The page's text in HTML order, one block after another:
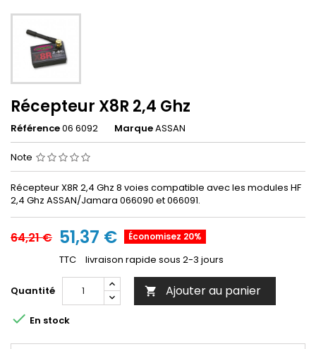
Récepteur X8R 2,4 Ghz
Référence06 6092 MarqueASSAN
Note
Récepteur X8R 2,4 Ghz 8 voies compatible avec les modules HF
2,4 Ghz ASSAN/Jamara 066090 et 066091.
64,21 € 51,37 € Économisez 20%
TTC livraison rapide sous 2-3 jours
Quantité  Ajouter au panier
 En stock